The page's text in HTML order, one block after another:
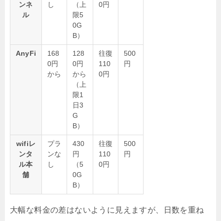
ンネ
ル
し
（上
限5
0G
B）
0円
AnyFi
168
0円
から
128
0円
から
（上
限1
日3
G
B）
往復
110
0円
500
円
wifiレ
ンタ
ル本
舗
プラ
ンな
し
430
円
（5
0G
B）
往復
110
0円
500
円
大幅な料金の差はないように見えますが、日数を重ね